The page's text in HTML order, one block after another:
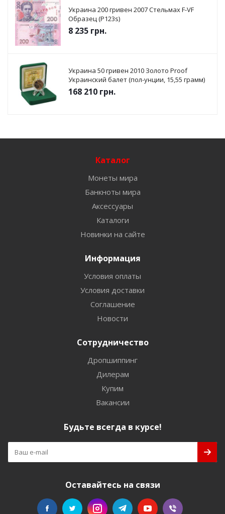
Украина 200 гривен 2007 Стельмах F-VF
Образец (P123s)
8 235 грн.
Украина 50 гривен 2010 Золото Proof
Украинский балет (пол-унции, 15,55 грамм)
168 210 грн.
Каталог
Монеты мира
Банкноты мира
Аксессуары
Каталоги
Новинки на сайте
Информация
Условия оплаты
Условия доставки
Соглашение
Новости
Сотрудничество
Дропшиппинг
Дилерам
Купим
Вакансии
Будьте всегда в курсе!
Оставайтесь на связи